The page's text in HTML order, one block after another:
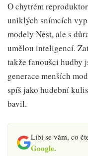
O chytrém
uniklých snímcích
modely Nest, ale s
umělou inteligencí.
takže fanoušci hudby
generace menších
spíš jako hudební
bavil.
Líbí se vám, co
Google.